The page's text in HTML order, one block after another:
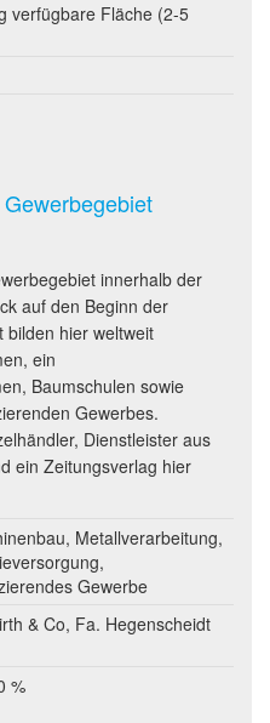
verfügbare Fläche (2-5
innerhalb der
auf den Beginn der
bilden hier weltweit
ein
Baumschulen sowie
Gewerbes.
Dienstleister aus
ein Zeitungsverlag hier
Metallverarbeitung,
Gewerbe
& Co, Fa. Hegenscheidt
%